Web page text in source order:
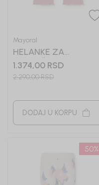
Mayoral
HELANKE ZA
DEVOJČICE MAYORAL
1.374,00 RSD
2.290,00RSD
DODAJ U KORPU
50%